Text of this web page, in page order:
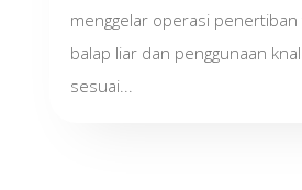
menggelar operasi
balap liar dan penggunaan
sesuai...